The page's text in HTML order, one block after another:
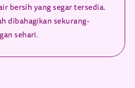
bersih yang segar tersedia.
dibahagikan sekurang-
sehari.